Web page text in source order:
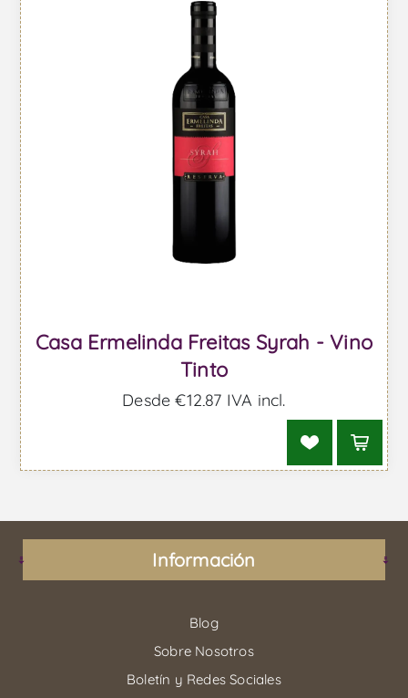
Casa Ermelinda Freitas Syrah - Vino
Tinto
Desde €12,87 IVA incl.
Información
Blog
Sobre Nosotros
Boletín y Redes Sociales